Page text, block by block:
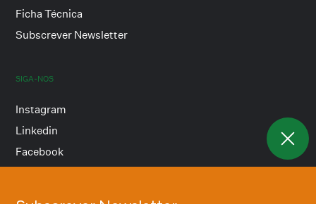
Ficha Técnica
Subscrever Newsletter
SIGA-NOS
Instagram
Linkedin
Facebook